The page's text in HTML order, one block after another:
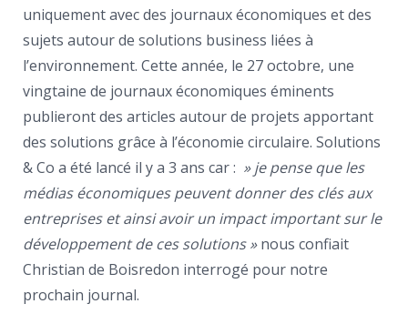
uniquement avec des journaux économiques et des
sujets autour de solutions business liées à
l’environnement. Cette année, le 27 octobre, une
vingtaine de journaux économiques éminents
publieront des articles autour de projets apportant
des solutions grâce à l’économie circulaire. Solutions
& Co a été lancé il y a 3 ans car : » je pense que les
médias économiques peuvent donner des clés aux
entreprises et ainsi avoir un impact important sur le
développement de ces solutions »nous confiait
Christian de Boisredon interrogé pour notre
prochain journal.